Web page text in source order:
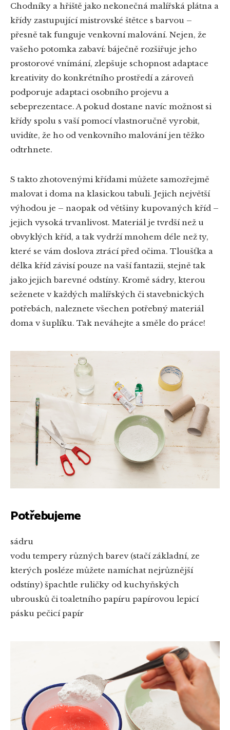
Chodníky a hřiště jako nekonečná malířská plátna a
křídy zastupující mistrovské štětce s barvou –
přesně tak funguje venkovní malování. Nejen, že
vašeho potomka zabaví: báječně rozšiřuje jeho
prostorové vnímání, zlepšuje schopnost adaptace
kreativity do konkrétního prostředí a zároveň
podporuje adaptaci osobního projevu a
sebeprezentace. A pokud dostane navíc možnost si
křídy spolu s vaší pomocí vlastnoručně vyrobit,
uvidíte, že ho od venkovního malování jen těžko
odtrhnete.
S takto zhotovenými křídami můžete samozřejmě
malovat i doma na klasickou tabuli. Jejich největší
výhodou je – naopak od většiny kupovaných kříd –
jejich vysoká trvanlivost. Materiál je tvrdší než u
obvyklých kříd, a tak vydrží mnohem déle než ty,
které se vám doslova ztrácí před očima. Tloušťka a
délka kříd závisí pouze na vaší fantazii, stejně tak
jako jejich barevné odstíny. Kromě sádry, kterou
seženete v každých malířských či stavebnických
potřebách, naleznete všechen potřebný materiál
doma v šuplíku. Tak neváhejte a směle do práce!
Potřebujeme
sádru
vodu tempery různých barev (stačí základní, ze
kterých posléze můžete namíchat nejrůznější
odstíny) špachtle ruličky od kuchyňských
ubrousků či toaletního papíru papírovou lepicí
pásku pečicí papír